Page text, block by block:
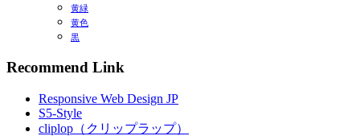
黄緑
黄色
黒
Recommend Link
Responsive Web Design JP
S5-Style
cliplop（クリップラップ）